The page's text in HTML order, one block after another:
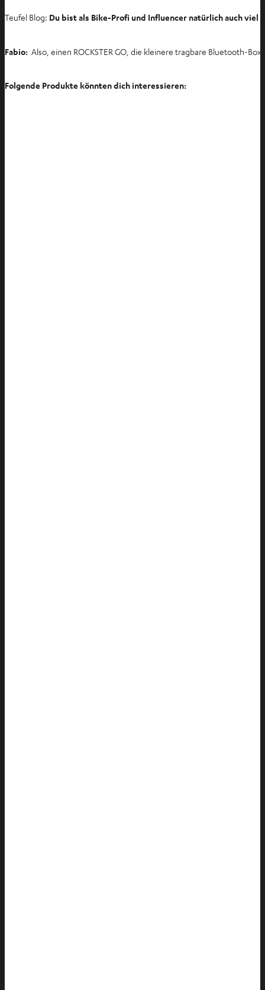
n
n
Teufel Blog: Du bist als Bike-Profi und Influencer natürlich auch viel
Fabio: Also, einen ROCKSTER GO, die kleinere tragbare Bluetooth-
Folgende Produkte könnten dich interessieren: